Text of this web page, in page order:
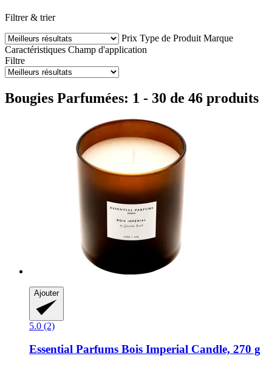
Filtrer & trier
Prix Type de Produit Marque
Caractéristiques Champ d'application
Filtre
Bougies Parfumées: 1 - 30 de 46 produits
Ajouter
5.0 (2)
Essential Parfums Bois Imperial Candle, 270 g